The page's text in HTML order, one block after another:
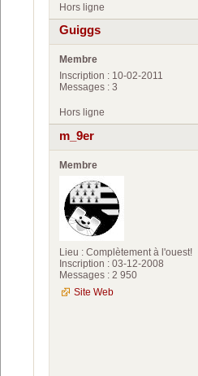
Hors ligne
Guiggs
Membre
Inscription : 10-02-2011
Messages : 3
Hors ligne
m_9er
Membre
Lieu : Complètement à l'ouest!
Inscription : 03-12-2008
Messages : 2 950
Site Web